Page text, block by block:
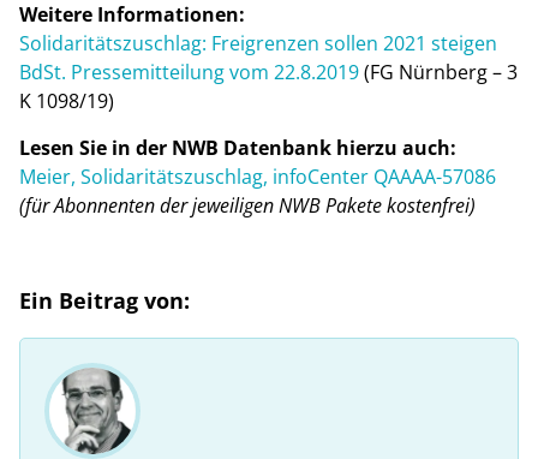
Weitere Informationen:
Solidaritätszuschlag: Freigrenzen sollen 2021 steigen
BdSt. Pressemitteilung vom 22.8.2019(FG Nürnberg – 3
K 1098/19)
Lesen Sie in der NWB Datenbank hierzu auch:
Meier, Solidaritätszuschlag, infoCenter QAAAA-57086
(für Abonnenten der jeweiligen NWB Pakete kostenfrei)
Ein Beitrag von: